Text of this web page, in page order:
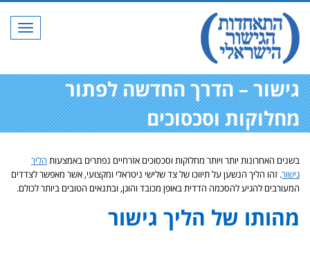
תפריט
גישור – הדרך החדשה לפתור
מחלוקות וסכסוכים
בשנים האחרונות יותר ויותר מחלוקות וסכסוכים אזרחיים נפתרים באמצעות הליך
גישור. זהו הליך הנשען על תיווכו של צד שלישי ניטראלי ומקצועי, אשר מאפשר לצדדים
המעורבים להגיע להסכמה הדדית באופן מכובד והוגן, ובתנאים הטובים ביותר לכולם.
מהותו של הליך גישור